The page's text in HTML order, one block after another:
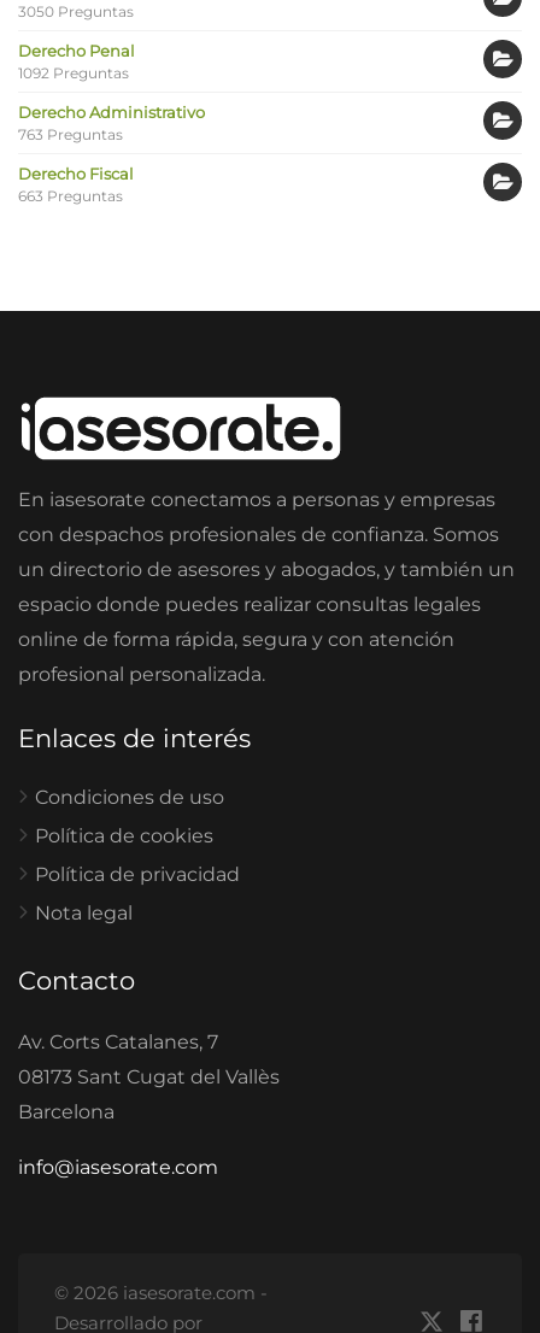
3050 Preguntas
Derecho Penal
1092 Preguntas
Derecho Administrativo
763 Preguntas
Derecho Fiscal
663 Preguntas
En iasesorate conectamos a personas y empresas
con despachos profesionales de confianza. Somos
un directorio de asesores y abogados, y también un
espacio donde puedes realizar consultas legales
online de forma rápida, segura y con atención
profesional personalizada.
Enlaces de interés
Condiciones de uso
Política de cookies
Política de privacidad
Nota legal
Contacto
Av. Corts Catalanes, 7
08173 Sant Cugat del Vallès
Barcelona
info@iasesorate.com
© 2026 iasesorate.com -
Desarrollado por